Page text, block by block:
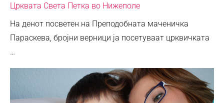
Црквата Света Петка во Нижеполе
На денот посветен на Преподобната маченичка
Параскева, бројни верници ја посетуваат црквичката
…